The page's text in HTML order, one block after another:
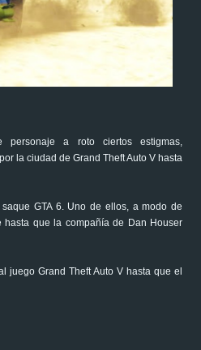
a roto ciertos estigmas,
la ciudad de Grand Theft Auto V hasta
GTA 6. Uno de ellos, a modo de
que la compañía de Dan Houser
juego Grand Theft Auto V hasta que el